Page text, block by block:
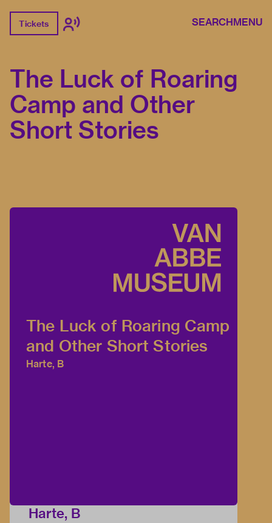
Tickets SEARCHMENU
The Luck of Roaring
Camp and Other
Short Stories
The Luck of Roaring Camp
and Other Short Stories
Harte, B
Harte, B